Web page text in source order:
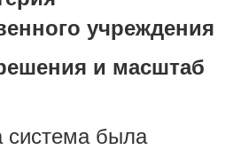
учреждения
и масштаб
система была